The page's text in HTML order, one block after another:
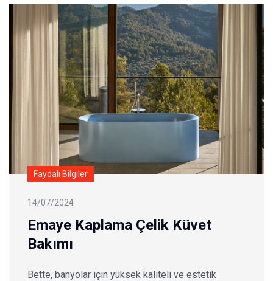
Faydalı Bilgiler
14/07/2024
Emaye Kaplama Çelik Küvet
Bakımı
Bette, banyolar için yüksek kaliteli ve estetik